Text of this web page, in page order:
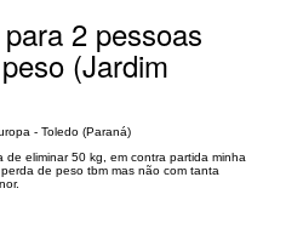
2 pessoas
(Jardim
- Toledo (Paraná)
eliminar 50 kg, em contra partida minha
de peso tbm mas não com tanta